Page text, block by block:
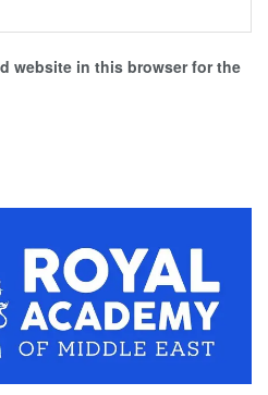
website in this browser for the